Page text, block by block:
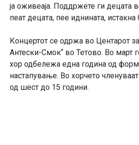
ја оживеаја. Поддржете ги децата
пеат децата, пее иднината, истакна
Концертот се одржа во Центарот
Антески-Смок“ во Тетово. Во март
хор одбележа една година од
настапување. Во хорчето
од шест до 15 години.